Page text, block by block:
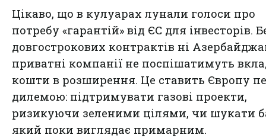
Цікаво, що в кулуарах лунали голоси про
потребу «гарантій» від ЄС для інвесторів.
довгострокових контрактів ні
приватні компанії не поспішатимуть
кошти в розширення. Це ставить Європу
дилемою: підтримувати газові проекти,
ризикуючи зеленими цілями, чи шукати
який поки виглядає примарним.